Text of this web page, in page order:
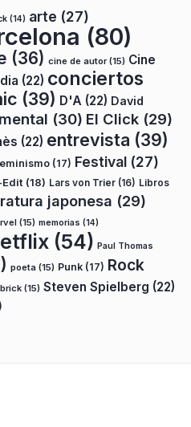
(14) arte (27)
(80)
(36) cine de autor(15) Cine
(22) conciertos
(39) D'A (22) David
(30) El Click (29)
(22) entrevista (39)
(17) Festival (27)
Edit (18) Lars von Trier (16) Libros
japonesa (29)
(15) memorias (14)
(54) Paul Thomas
poeta (15) Punk (17) Rock
(15) Steven Spielberg (22)